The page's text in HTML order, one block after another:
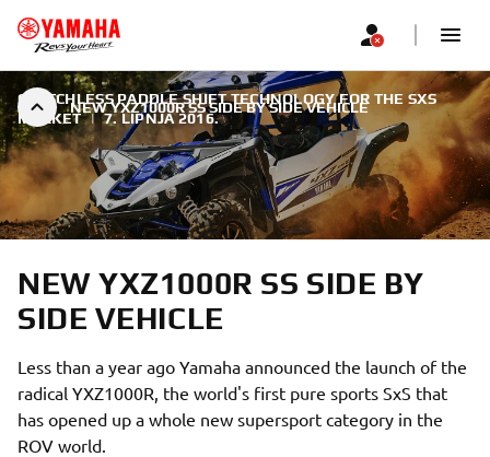
NEW YXZ1000R SS SIDE BY SIDE VEHICLE
CLUTCHLESS PADDLE SHIFT TECHNOLOGY FOR THE SXS
MARKET | 7. LIPNJA 2016.
NEW YXZ1000R SS SIDE BY
SIDE VEHICLE
Less than a year ago Yamaha announced the launch of the
radical YXZ1000R, the world's first pure sports SxS that
has opened up a whole new supersport category in the
ROV world.